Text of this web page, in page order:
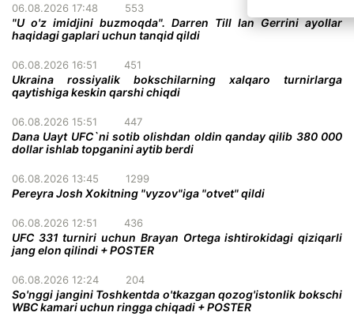
06.08.2026 17:48 553
"U o'z imidjini buzmoqda". Darren Till Ian Gerrini ayollar
haqidagi gaplari uchun tanqid qildi
06.08.2026 16:51 451
Ukraina rossiyalik bokschilarning xalqaro turnirlarga
qaytishiga keskin qarshi chiqdi
06.08.2026 15:51 447
Dana Uayt UFC`ni sotib olishdan oldin qanday qilib 380 000
dollar ishlab topganini aytib berdi
06.08.2026 13:45 1299
Pereyra Josh Xokitning "vyzov"iga "otvet" qildi
06.08.2026 12:51 436
UFC 331 turniri uchun Brayan Ortega ishtirokidagi qiziqarli
jang elon qilindi + POSTER
06.08.2026 12:24 204
So'nggi jangini Toshkentda o'tkazgan qozog'istonlik bokschi
WBC kamari uchun ringga chiqadi + POSTER